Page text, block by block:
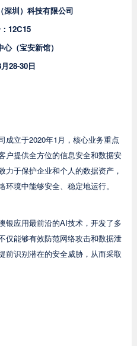
深圳）科技有限公司
12C15
（宝安新馆）
28-30日
成立于2020年1月，核心业务重点
户提供全方位的信息安全和数据安
于保护企业和个人的数据资产，
境中能够安全、稳定地运行。
银应用最前沿的AI技术，开发了多
仅能够有效防范网络攻击和数据泄
前识别潜在的安全威胁，从而采取